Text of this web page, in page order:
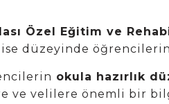
Özel Eğitim ve
düzeyinde
okula hazırlık
ve velilere önemli bir